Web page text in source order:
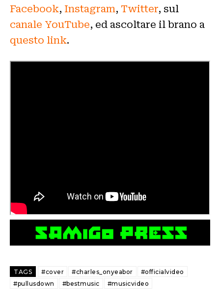
Facebook, Instagram, Twitter, sul
canale YouTube, ed ascoltare il brano a
questo link.
TAGS #cover #charles_onyeabor
#officialvideo
#pullusdown
#bestmusic #musicvideo